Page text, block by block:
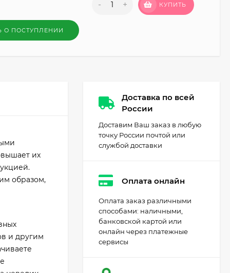
- + КУПИТЬ
О ПОСТУПЛЕНИИ
их
образом,
и другим
Доставка по всей
России
Доставим Ваш заказ в любую
точку России почтой или
службой доставки
Оплата онлайн
Оплата заказ различными
способами: наличными,
банковской картой или
онлайн через платежные
сервисы